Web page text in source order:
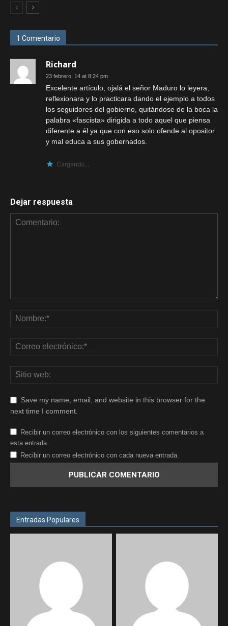
1 Comentario
Richard
23 febrero, 14 at 8:24 pm
Excelente artículo, ojalá el señor Maduro lo leyera,
reflexionara y lo practicara dando el ejemplo a todos
los seguidores del gobierno, quitándose de la boca la
palabra «fascista» dirigida a todo aquel que piensa
diferente a él ya que con eso solo ofende al opositor
y mal educa a sus gobernados.
Cargando...
Dejar respuesta
Save my name, email, and website in this browser for the
next time I comment.
Recibir un correo electrónico con los siguientes comentarios a
esta entrada.
Recibir un correo electrónico con cada nueva entrada.
Entradas Populares